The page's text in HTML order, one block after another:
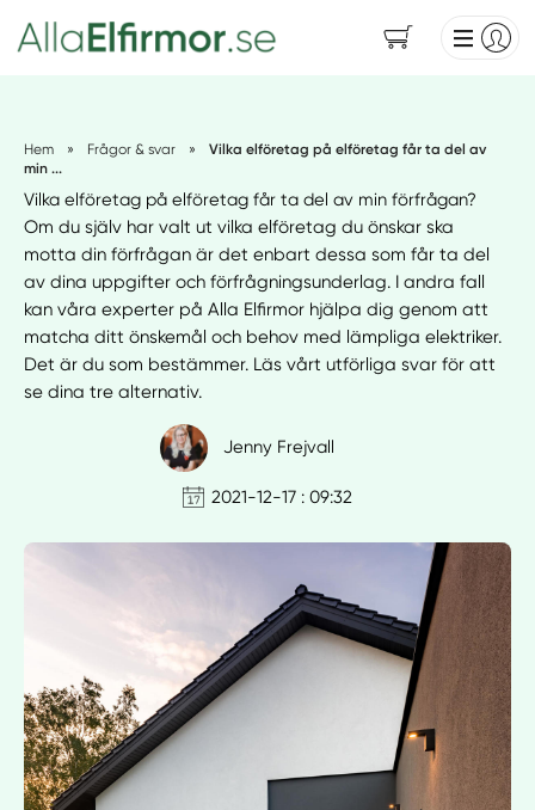
Hem » Frågor & svar »
Vilka elföretag på elföretag får ta del av
min ...
Vilka elföretag på elföretag får ta del av min förfrågan?
Om du själv har valt ut vilka elföretag du önskar ska
motta din förfrågan är det enbart dessa som får ta del
av dina uppgifter och förfrågningsunderlag. I andra fall
kan våra experter på Alla Elfirmor hjälpa dig genom att
matcha ditt önskemål och behov med lämpliga elektriker.
Det är du som bestämmer. Läs vårt utförliga svar för att
se dina tre alternativ.
Jenny Frejvall
2021-12-17 : 09:32